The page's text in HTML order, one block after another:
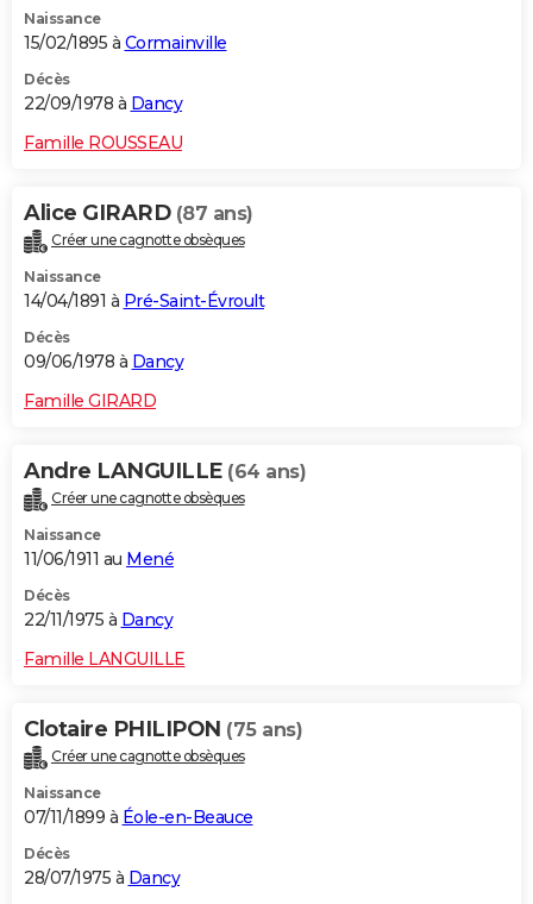
Naissance
15/02/1895 à Cormainville
Décès
22/09/1978 à Dancy
Famille ROUSSEAU
Alice GIRARD (87 ans)
Créer une cagnotte obsèques
Naissance
14/04/1891 à Pré-Saint-Évroult
Décès
09/06/1978 à Dancy
Famille GIRARD
Andre LANGUILLE (64 ans)
Créer une cagnotte obsèques
Naissance
11/06/1911 au Mené
Décès
22/11/1975 à Dancy
Famille LANGUILLE
Clotaire PHILIPON (75 ans)
Créer une cagnotte obsèques
Naissance
07/11/1899 à Éole-en-Beauce
Décès
28/07/1975 à Dancy